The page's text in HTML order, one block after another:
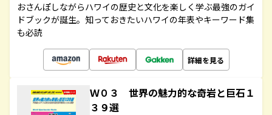
おさんぽしながらハワイの歴史と文化を楽しく学ぶ最強のガイ
ドブックが誕生。知っておきたいハワイの年表やキーワード集
も必読
詳細を見る
Ｗ０３ 世界の魅力的な奇岩と巨石１
３９選